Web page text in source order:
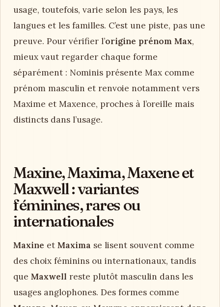
usage, toutefois, varie selon les pays, les
langues et les familles. C’est une piste, pas une
preuve. Pour vérifier l’origine prénom Max,
mieux vaut regarder chaque forme
séparément : Nominis présente Max comme
prénom masculin et renvoie notamment vers
Maxime et Maxence, proches à l’oreille mais
distincts dans l’usage.
Maxine, Maxima, Maxene et
Maxwell : variantes
féminines, rares ou
internationales
Maxine et Maxima se lisent souvent comme
des choix féminins ou internationaux, tandis
que Maxwell reste plutôt masculin dans les
usages anglophones. Des formes comme